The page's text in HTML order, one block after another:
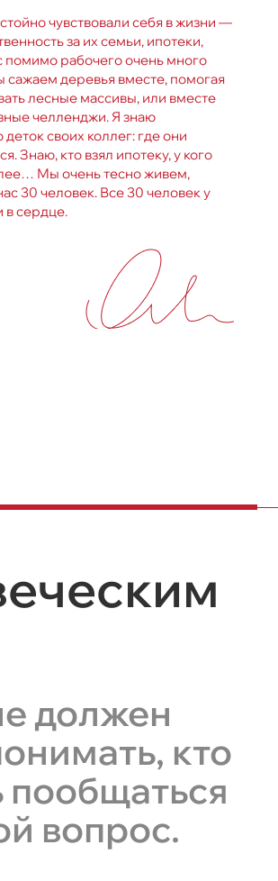
чувствовали себя в жизни —
за их семьи, ипотеки,
помимо рабочего очень много
сажаем деревья вместе, помогая
лесные массивы, или вместе
челленджи. Я знаю
своих коллег: где они
Знаю, кто взял ипотеку, у кого
Мы очень тесно живем,
30 человек. Все 30 человек у
в сердце.
должен
кто
пообщаться
вопрос.